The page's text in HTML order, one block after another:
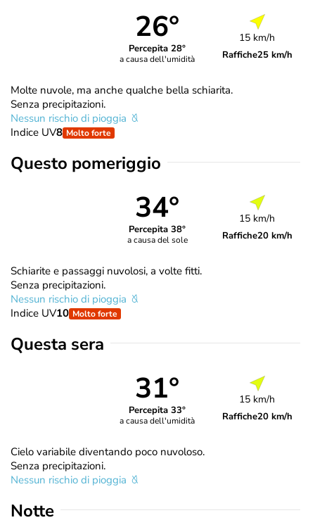
26°
Percepita 28°
a causa dell'umidità
15 km/h
Raffiche25 km/h
Molte nuvole, ma anche qualche bella schiarita.
Senza precipitazioni.
Nessun rischio di pioggia
Indice UV8 Molto forte
Questo pomeriggio
34°
Percepita 38°
a causa del sole
15 km/h
Raffiche20 km/h
Schiarite e passaggi nuvolosi, a volte fitti.
Senza precipitazioni.
Nessun rischio di pioggia
Indice UV10 Molto forte
Questa sera
31°
Percepita 33°
a causa dell'umidità
15 km/h
Raffiche20 km/h
Cielo variabile diventando poco nuvoloso.
Senza precipitazioni.
Nessun rischio di pioggia
Notte